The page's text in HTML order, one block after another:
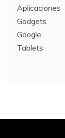
Aplicaciones
Gadgets
Google
Tablets